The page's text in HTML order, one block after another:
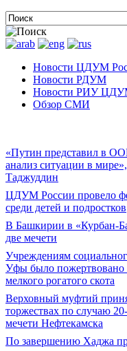
Новости ЦДУМ
Новости РДУМ
Новости РИУ
Обзор СМИ
«Путин представил в
анализ ситуации в
Таджуддин
ЦДУМ России провело
среди детей и подростков
В Башкирии в «Курбан-
две мечети
Учреждениям
Уфы было пожертвовано
мелкого рогатого скота
Верховный муфтий
торжествах по случаю
мечети Нефтекамска
По завершению Хаджа